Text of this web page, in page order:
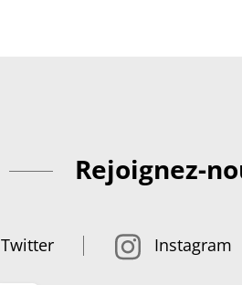
Rejoignez-
Twitter Instagram